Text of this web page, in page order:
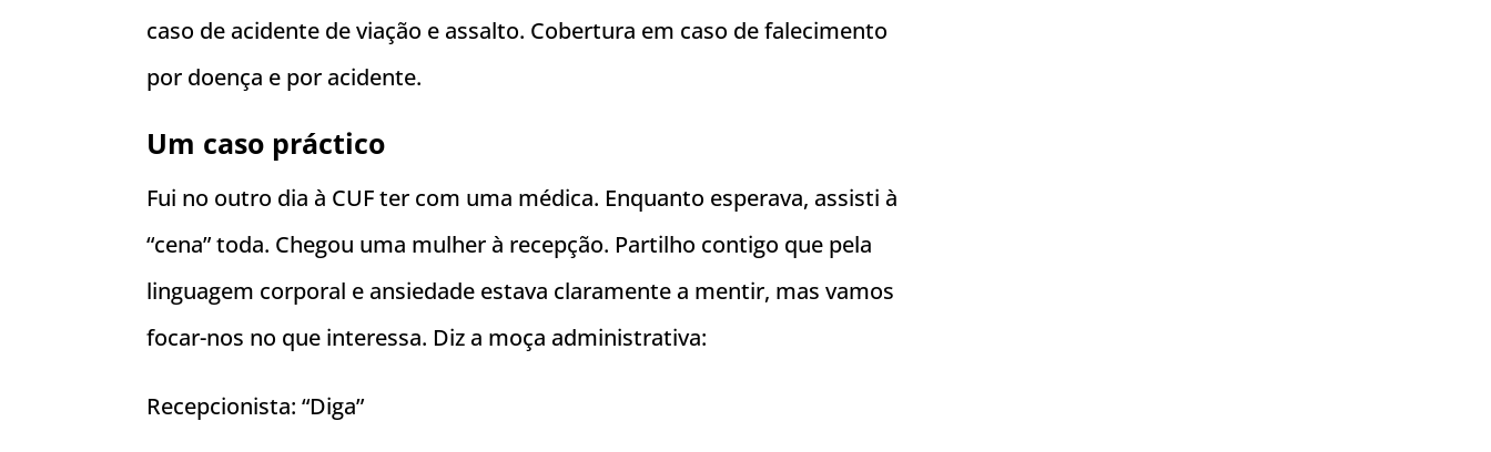
caso de acidente de viação e assalto. Cobertura em caso de falecimento
por doença e por acidente.
Um caso práctico
Fui no outro dia à CUF ter com uma médica. Enquanto esperava, assisti à
“cena” toda. Chegou uma mulher à recepção. Partilho contigo que pela
linguagem corporal e ansiedade estava claramente a mentir, mas vamos
focar-nos no que interessa. Diz a moça administrativa:
Recepcionista: “Diga”